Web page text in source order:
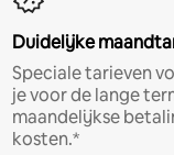
Duidelijke
Speciale tarieven
je voor de lange
maandelijkse
kosten.*